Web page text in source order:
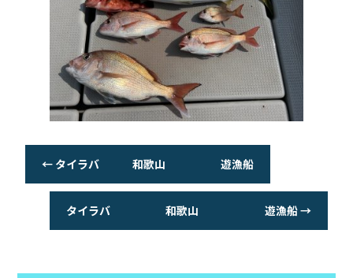
← タイラバ 和歌山 遊漁船
タイラバ 和歌山 遊漁船→